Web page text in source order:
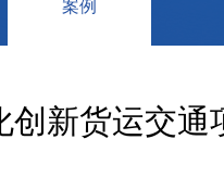
案例
新货运交通